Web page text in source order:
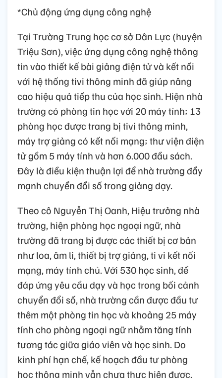
*Chủ động ứng dụng công nghệ
Tại Trường Trung học cơ sở Dân Lực (huyện
Triệu Sơn), việc ứng dụng công nghệ thông
tin vào thiết kế bài giảng điện tử và kết nối
với hệ thống tivi thông minh đã giúp nâng
cao hiệu quả tiếp thu của học sinh. Hiện nhà
trường có phòng tin học với 20 máy tính; 13
phòng học được trang bị tivi thông minh,
máy trợ giảng có kết nối mạng; thư viện điện
tử gồm 5 máy tính và hơn 6.000 đầu sách.
Đây là điều kiện thuận lợi để nhà trường đẩy
mạnh chuyển đổi số trong giảng dạy.
Theo cô Nguyễn Thị Oanh, Hiệu trưởng nhà
trường, hiện phòng học ngoại ngữ, nhà
trường đã trang bị được các thiết bị cơ bản
như loa, âm li, thiết bị trợ giảng, ti vi kết nối
mạng, máy tính chủ. Với 530 học sinh, để
đáp ứng yêu cầu dạy và học trong bối cảnh
chuyển đổi số, nhà trường cần được đầu tư
thêm một phòng tin học và khoảng 25 máy
tính cho phòng ngoại ngữ nhằm tăng tính
tương tác giữa giáo viên và học sinh. Do
kinh phí hạn chế, kế hoạch đầu tư phòng
học thông minh vẫn chưa thực hiện được.